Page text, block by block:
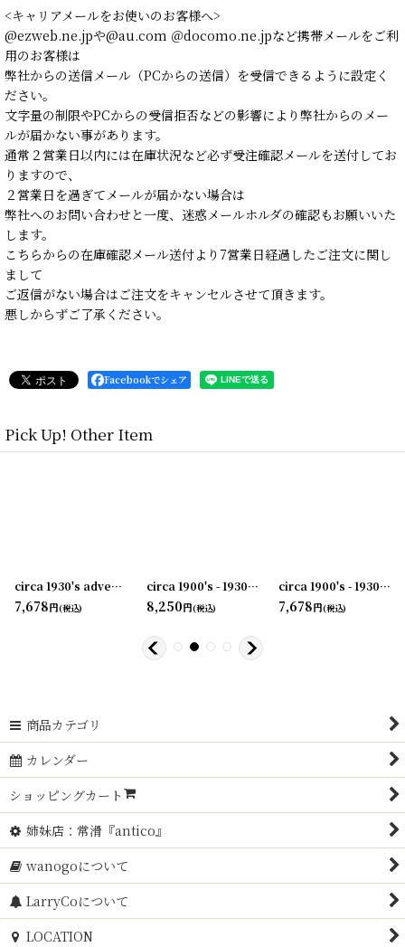
<キャリアメールをお使いのお客様へ>
@ezweb.ne.jpや@au.com ＠docomo.ne.jpなど携帯メールをご利
用のお客様は
弊社からの送信メール（PCからの送信）を受信できるように設定く
ださい。
文字量の制限やPCからの受信拒否などの影響により弊社からのメー
ルが届かない事があります。
通常２営業日以内には在庫状況など必ず受注確認メールを送付してお
りますので、
２営業日を過ぎてメールが届かない場合は
弊社へのお問い合わせと一度、迷惑メールホルダの確認もお願いいた
します。
こちらからの在庫確認メール送付より7営業日経過したご注文に関し
まして
ご返信がない場合はご注文をキャンセルさせて頂きます。
悪しからずご了承ください。
Facebookでシェア
Pick Up! Other Item
02] [231003-04]
circa 1930's advertising clip THE F.BISSELL COMPANY TOLEDO [
7,678円(税込)
circa 1900's - 1930's Advertising Clip COAL AND COKE...
8,250円(税込)
circa 1900's - 1930's Advertising Clip NORWICH・UNION...
7,678円(税込)
商品カテゴリ
カレンダー
ショッピングカート
姉妹店：常滑『antico』
wanogoについて
LarryCoについて
LOCATION